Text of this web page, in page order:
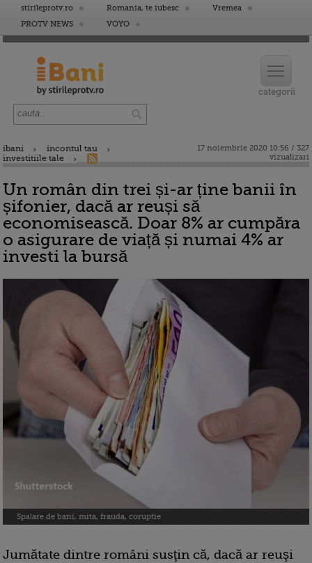
stirileprotv.ro Romania, te iubesc
Vremea
PROTV NEWS
VOYO
ibani
incontul tau
investitiile tale
17 noiembrie 2020 10:56 / 327
vizualizari
Un român din trei și-ar ține banii în
șifonier, dacă ar reuși să
economisească. Doar 8% ar cumpăra
o asigurare de viață și numai 4% ar
investi la bursă
Spalare de bani, mita, frauda, coruptie
Jumătate dintre români susţin că, dacă ar reuşi